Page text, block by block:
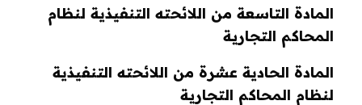
المادة التاسعة من اللائحته التنفيذية لنظام
المحاكم التجارية
المادة الحادية عشرة من اللائحته التنفيذية
لنظام المحاكم التجارية